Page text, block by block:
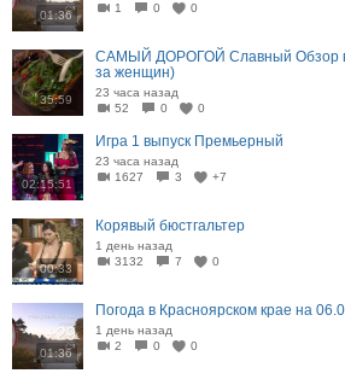
01:36
1
0 0
35:59
САМЫЙ ДОРОГОЙ Славный Обзор в
за женщин)
23 часа назад
52
0 0
02:15:51
Игра 1 выпуск Премьерный
23 часа назад
1627
3 +7
00:33
Корявый бюстгальтер
1 день назад
3132
7 0
01:36
Погода в Красноярском крае на
1 день назад
2
0 0